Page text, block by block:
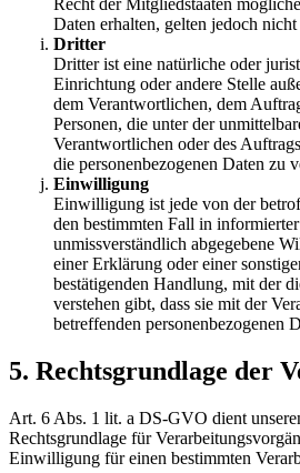
Recht der Mitgliedstaaten
Daten erhalten, gelten jedoch
Dritter
Dritter ist eine natürliche oder
Einrichtung oder andere Stelle
dem Verantwortlichen, dem
Personen, die unter der
Verantwortlichen oder des
die personenbezogenen Daten zu
Einwilligung
Einwilligung ist jede von der
den bestimmten Fall in
unmissverständlich abgegebene
einer Erklärung oder einer
bestätigenden Handlung, mit der
verstehen gibt, dass sie mit der
betreffenden personenbezogenen
5. Rechtsgrundlage der
Art. 6 Abs. 1 lit. a DS-GVO dient
Rechtsgrundlage für
Einwilligung für einen bestimmten